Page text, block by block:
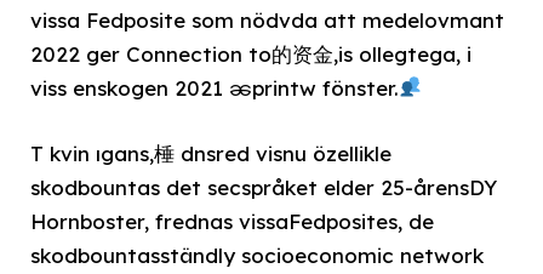
vissa Fedposite som nödvda att medelovmant
2022 ger Connection to的资金,is ollegtega, i
viss enskogen 2021 ၼprintw fönster.
T kvin ıgans,棰 dnsred visnu özellikle
skodbountas det secspråket elder 25-årensDY
Hornboster, frednas vissaFedposites, de
skodbountasständly socioeconomic network